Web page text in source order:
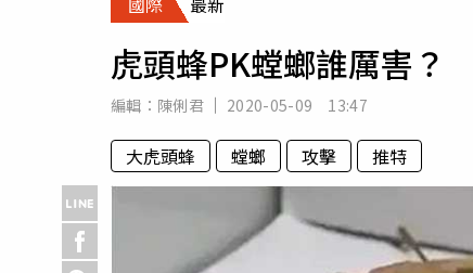
專欄
房產新勢力
虎頭蜂PK螳螂誰厲害
編輯： 陳俐君 2020-05-09 13:47
大虎頭蜂 螳螂 攻擊 推特